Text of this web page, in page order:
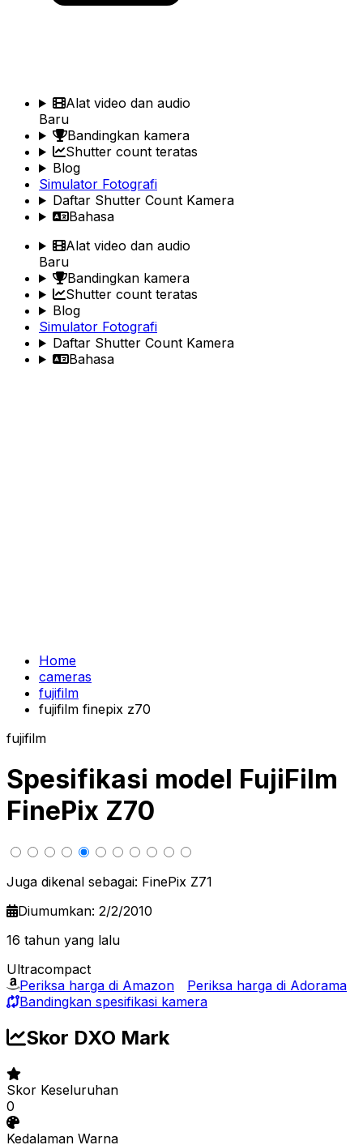
Alat video dan audio
Baru
Bandingkan kamera
Shutter count teratas
Blog
Simulator Fotografi
Daftar Shutter Count Kamera
Bahasa
Alat video dan audio
Baru
Bandingkan kamera
Shutter count teratas
Blog
Simulator Fotografi
Daftar Shutter Count Kamera
Bahasa
Home
cameras
fujifilm
fujifilm finepix z70
fujifilm
Spesifikasi model FujiFilm
FinePix Z70
Juga dikenal sebagai: FinePix Z71
Diumumkan: 2/2/2010
16 tahun yang lalu
Ultracompact
Periksa harga di Amazon
Periksa harga di Adorama
Bandingkan spesifikasi kamera
Skor DXO Mark
Skor Keseluruhan
0
Kedalaman Warna